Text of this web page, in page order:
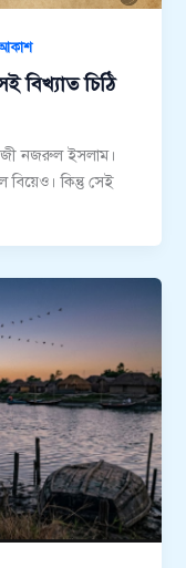
আকাশ
বিখ্যাত চিঠি
নজরুল ইসলাম।
বিয়েও। কিন্তু সেই